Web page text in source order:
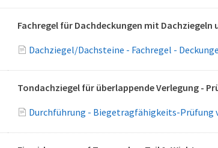
Fachregel für Dachdeckungen mit Dachziegeln
Dachziegel/Dachsteine - Fachregel -
Tondachziegel für überlappende Verlegung -
Durchführung - Biegetragfähigkeits-Prüfung